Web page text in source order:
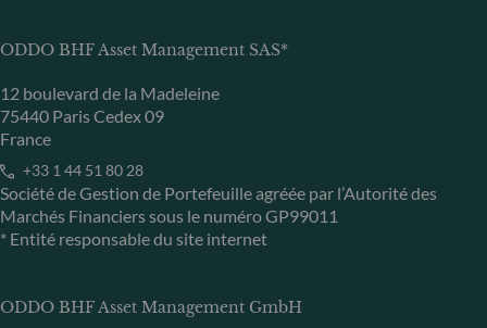
ODDO BHF Asset Management SAS*
12 boulevard de la Madeleine
75440 Paris Cedex 09
France
+33 1 44 51 80 28
Société de Gestion de Portefeuille agréée par l’Autorité des
Marchés Financiers sous le numéro GP99011
* Entité responsable du site internet
ODDO BHF Asset Management GmbH